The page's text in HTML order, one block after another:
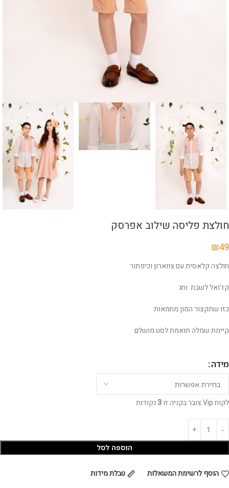
חולצת פליסה שילוב אפרסק
₪49
חולצה קלאסית עם צווארון וכיפתור
קז’ואל לשבת וחג
כזו שתקצור המון מחמאות
קיימת שמלה תואמת לסט מושלם
מידה
לקוח Vip צובר בקניה זו 3נקודות
הוספה לסל
הוסף לרשימת המשאלות
טבלת מידות